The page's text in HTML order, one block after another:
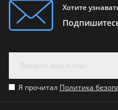
Хотите
Я прочитал Политика